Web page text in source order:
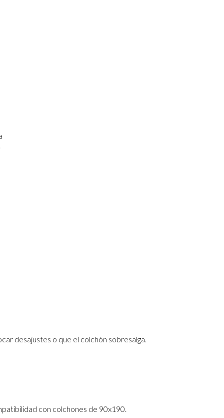
desajustes o que el colchón sobresalga.
con colchones de 90x190.